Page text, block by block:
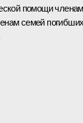
помощи членам
семей